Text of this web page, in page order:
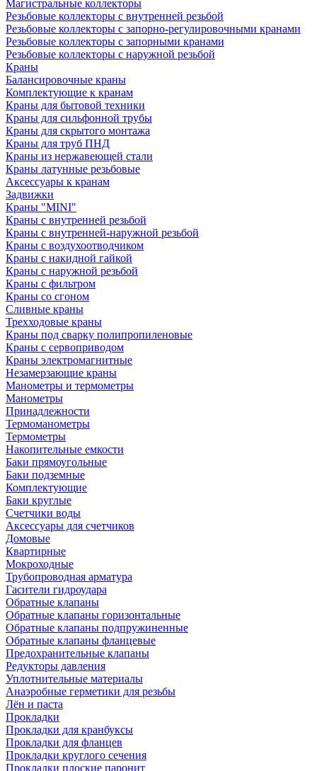
Магистральные коллекторы
Резьбовые коллекторы с внутренней резьбой
Резьбовые коллекторы с запорно-регулировочными кранами
Резьбовые коллекторы с запорными кранами
Резьбовые коллекторы с наружной резьбой
Краны
Балансировочные краны
Комплектующие к кранам
Краны для бытовой техники
Краны для сильфонной трубы
Краны для скрытого монтажа
Краны для труб ПНД
Краны из нержавеющей стали
Краны латунные резьбовые
Аксессуары к кранам
Задвижки
Краны "MINI"
Краны с внутренней резьбой
Краны с внутренней-наружной резьбой
Краны с воздухоотводчиком
Краны с накидной гайкой
Краны с наружной резьбой
Краны с фильтром
Краны со сгоном
Сливные краны
Трехходовые краны
Краны под сварку полипропиленовые
Краны с сервоприводом
Краны электромагнитные
Незамерзающие краны
Манометры и термометры
Манометры
Принадлежности
Термоманометры
Термометры
Накопительные емкости
Баки прямоугольные
Баки подземные
Комплектующие
Баки круглые
Счетчики воды
Аксессуары для счетчиков
Домовые
Квартирные
Мокроходные
Трубопроводная арматура
Гасители гидроудара
Обратные клапаны
Обратные клапаны горизонтальные
Обратные клапаны подпружиненные
Обратные клапаны фланцевые
Предохранительные клапаны
Редукторы давления
Уплотнительные материалы
Анаэробные герметики для резьбы
Лён и паста
Прокладки
Прокладки для кранбуксы
Прокладки для фланцев
Прокладки круглого сечения
Прокладки плоские паронит